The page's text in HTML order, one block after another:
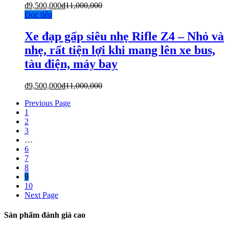
₫9,500,000₫11,000,000
Đọc tiếp
Xe đạp gấp siêu nhẹ Rifle Z4 – Nhỏ và
nhẹ, rất tiện lợi khi mang lên xe bus,
tàu điện, máy bay
₫9,500,000₫11,000,000
Previous Page
1
2
3
…
6
7
8
9
10
Next Page
Sản phẩm đánh giá cao